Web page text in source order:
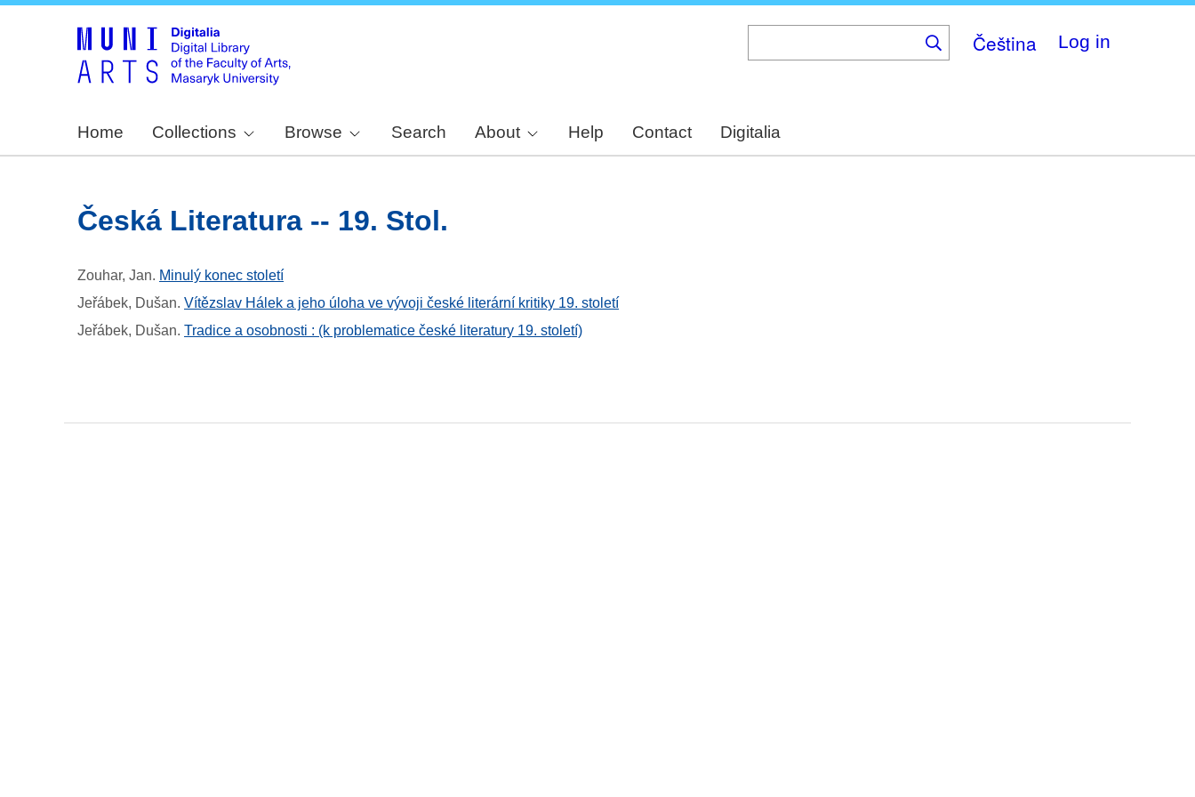
Čeština Log in
Home Collections Browse Search About Help Contact Digitalia
Česká Literatura -- 19. Stol.
Zouhar, Jan. Minulý konec století
Jeřábek, Dušan. Vítězslav Hálek a jeho úloha ve vývoji české literární kritiky 19. století
Jeřábek, Dušan. Tradice a osobnosti : (k problematice české literatury 19. století)